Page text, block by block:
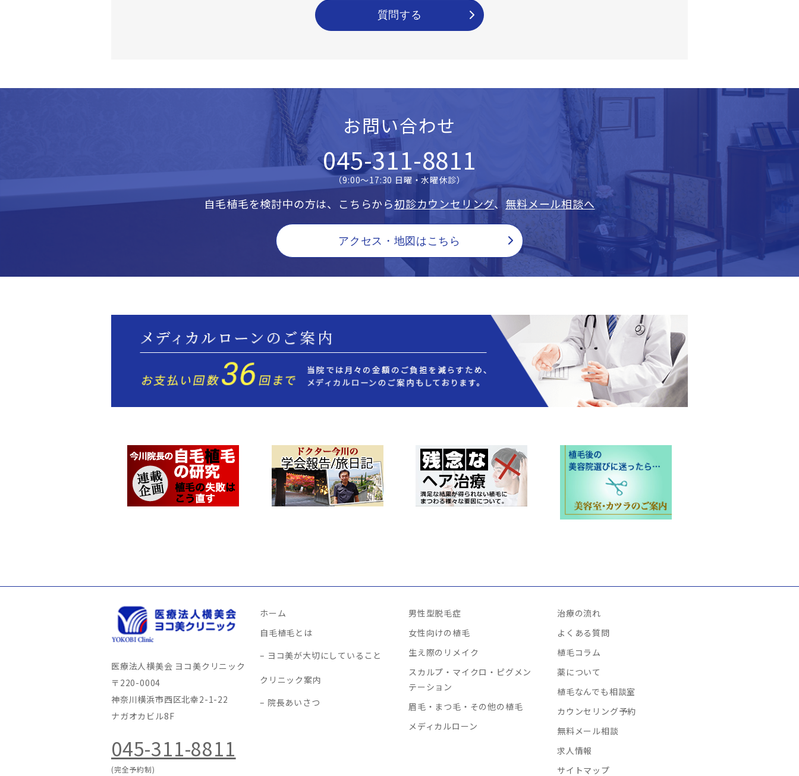
質問する
お問い合わせ
045-311-8811
（9:00〜17:30 日曜・水曜休診）
自毛植毛を検討中の方は、こちらから初診カウンセリング、 無料メール相談へ
アクセス・地図はこちら
医療法人横美会 ヨコ美クリニック
〒220-0004
神奈川横浜市西区北幸2-1-22
ナガオカビル8F
045-311-8811
(完全予約制)
ホーム
自毛植毛とは
ヨコ美が大切にしていること
クリニック案内
院長あいさつ
男性型脱毛症
女性向けの植毛
生え際のリメイク
スカルプ・マイクロ・ピグメン
テーション
眉毛・まつ毛・その他の植毛
メディカルローン
治療の流れ
よくある質問
植毛コラム
薬について
植毛なんでも相談室
カウンセリング予約
無料メール相談
求人情報
サイトマップ